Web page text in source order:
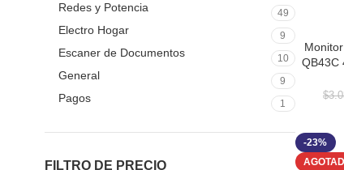
Redes y Potencia 49
Electro Hogar 9
Escaner de Documentos 10
General 9
Pagos 1
FILTRO DE PRECIO
LEER
QB43C
$
-23%